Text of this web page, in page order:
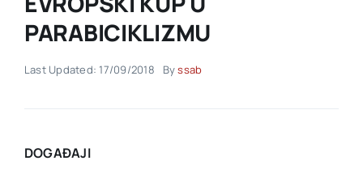
Akti SSAB
PARABICIKLIZMU
Last Updated: 17/09/2018 Byssab
DOGAĐAJI